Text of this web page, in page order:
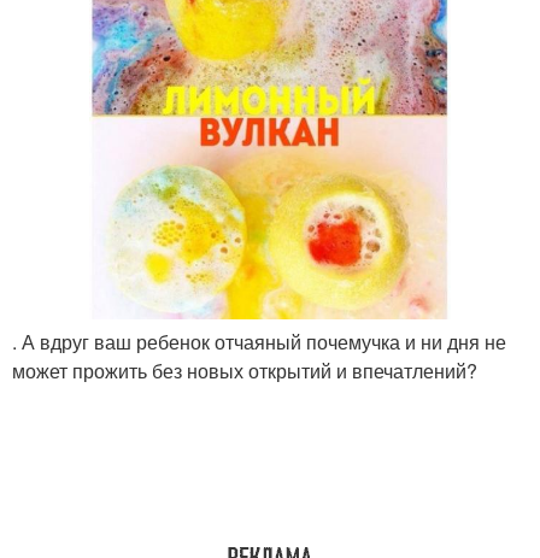
. А вдруг ваш ребенок отчаяный почемучка и ни дня не
может прожить без новых открытий и впечатлений?